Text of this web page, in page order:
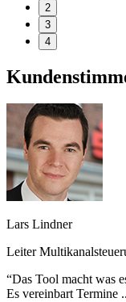
2
3
4
Lars Lindner
Leiter
“Das Tool macht was
Es vereinbart Termine